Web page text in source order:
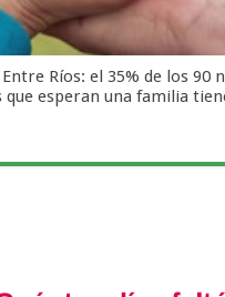
Ríos: el 35% de los 90
que esperan una familia